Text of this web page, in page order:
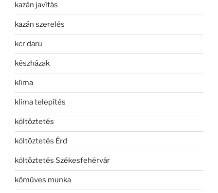
kazán javítás
kazán szerelés
kcr daru
készházak
klíma
klíma telepítés
költöztetés
költöztetés Érd
költöztetés Székesfehérvár
kőműves munka